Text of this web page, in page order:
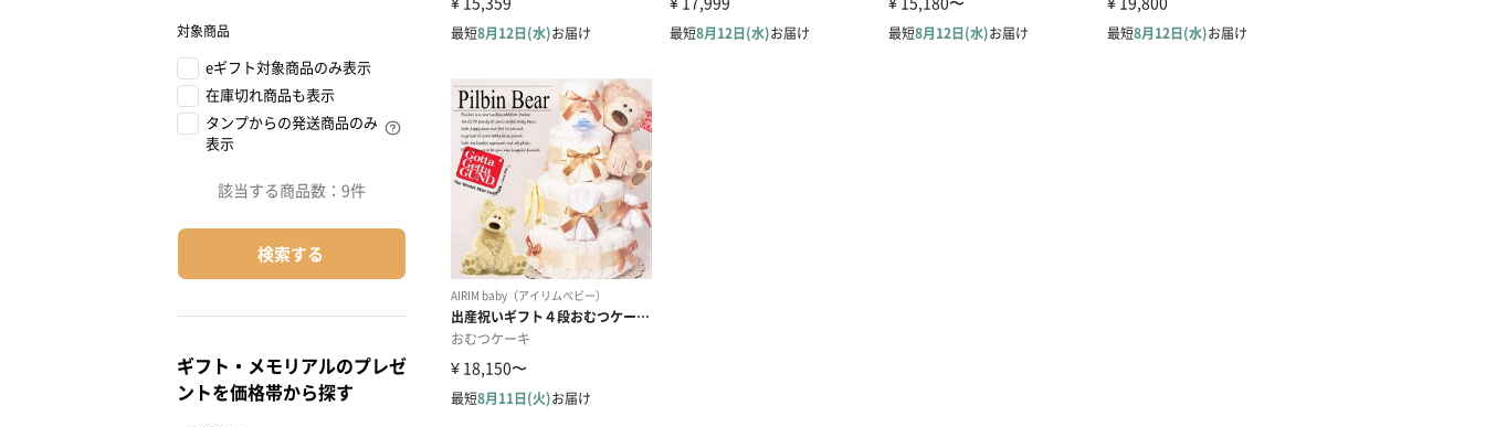
対象商品
eギフト対象商品のみ表示
在庫切れ商品も表示
タンプからの発送商品のみ
表示
該当する商品数： 9件
検索する
ギフト・メモリアルのプレゼ
ントを価格帯から探す